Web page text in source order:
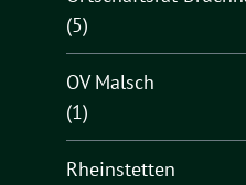
(5)
OV Malsch
(1)
Rheinstetten